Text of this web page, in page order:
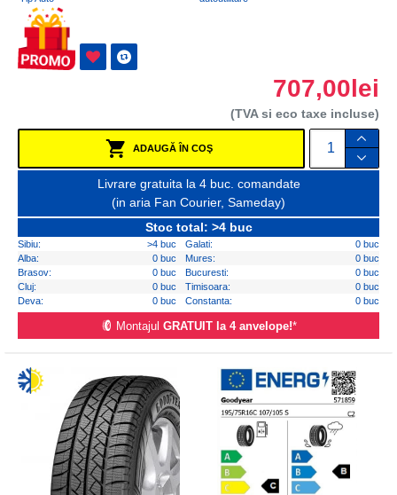
707,00lei
(TVA si eco taxe incluse)
ADAUGĂ ÎN COŞ
Livrare gratuita la 4 buc. comandate
(in aria Fan Courier, Sameday)
Stoc total: >4 buc
Sibiu: >4 buc Galati:
0 buc
Alba:
0 buc Mures:
0 buc
Brasov:
0 buc Bucuresti:
0 buc
Cluj:
0 buc Timisoara:
0 buc
Deva:
0 buc Constanta: 0 buc
Montajul GRATUIT la 4 anvelope!*